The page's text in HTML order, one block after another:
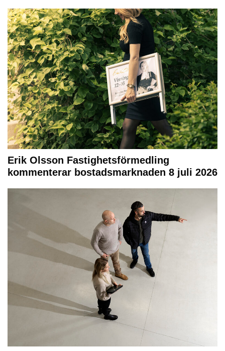
Erik Olsson Fastighetsförmedling
kommenterar bostadsmarknaden 8 juli 2026